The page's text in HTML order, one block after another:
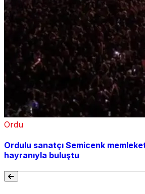
Ordu
Ordulu sanatçı Semicenk
hayranıyla buluştu